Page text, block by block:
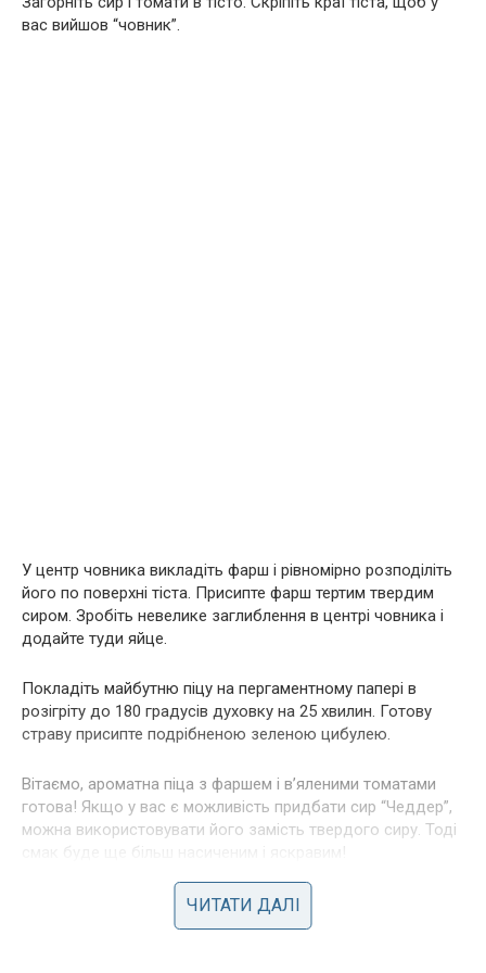
вас вийшов “човник”.
У центр човника викладіть фарш і рівномірно розподіліть
його по поверхні тіста. Присипте фарш тертим твердим
сиром. Зробіть невелике заглиблення в центрі човника і
додайте туди яйце.
Покладіть майбутню піцу на пергаментному папері в
розігріту до 180 градусів духовку на 25 хвилин. Готову
страву присипте подрібненою зеленою цибулею.
Вітаємо, ароматна піца з фаршем і в’яленими томатами
готова! Якщо у вас є можливість придбати сир “Чеддер”,
можна використовувати його замість твердого сиру. Тоді
смак буде ще більш насиченим і яскравим!
Передрук без посилання на ibilingua.com – заборонений!
ЧИТАТИ ДАЛІ